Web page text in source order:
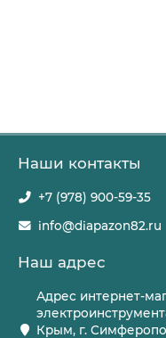
Наши контакты
+7 (978) 900-59-35
info@diapazon82.ru
Наш адрес
Адрес интернет-
Крым, г.